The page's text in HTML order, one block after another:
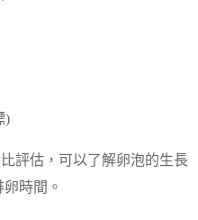
)
評估，可以了解卵泡的生長
時間。